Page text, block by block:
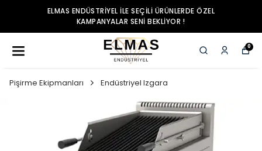
ELMAS ENDÜSTRIYEL ILE SEÇILI ÜRÜNLERDE ÖZEL
KAMPANYALAR SENI BEKLIYOR !
0
Pişirme Ekipmanları Endüstriyel Izgara